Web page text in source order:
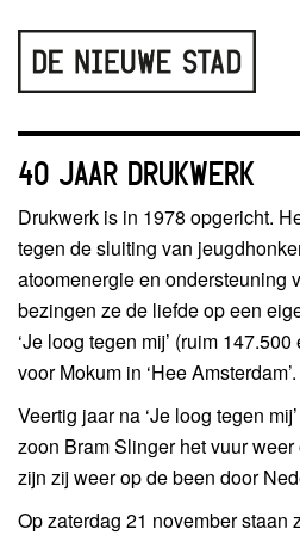
40 JAAR DRUKWERK
Drukwerk is in 1978 opgericht.
tegen de sluiting van
atoomenergie en ondersteuning
bezingen ze de liefde op een
‘Je loog tegen mij’ (ruim
voor Mokum in ‘Hee Amsterdam’.
Veertig jaar na ‘Je loog tegen
zoon Bram Slinger het vuur
zijn zij weer op de been door
Op zaterdag 21 november staan